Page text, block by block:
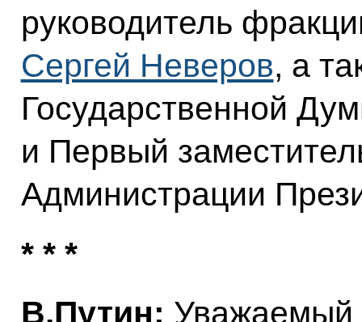
руководитель
Сергей Неверов, а
Государственной
и Первый
Администрации
* * *
В.Путин: Уважаемый